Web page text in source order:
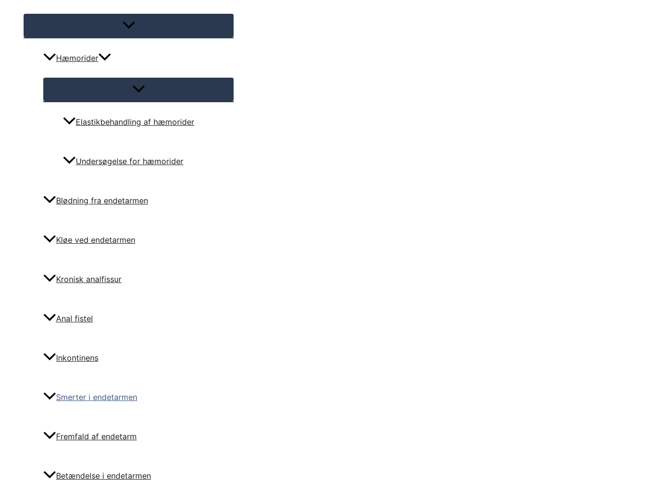
Menu
Hæmorider
Menu
Elastikbehandling af hæmorider
Undersøgelse for hæmorider
Blødning fra endetarmen
Kløe ved endetarmen
Kronisk analfissur
Anal fistel
Inkontinens
Smerter i endetarmen
Fremfald af endetarm
Betændelse i endetarmen